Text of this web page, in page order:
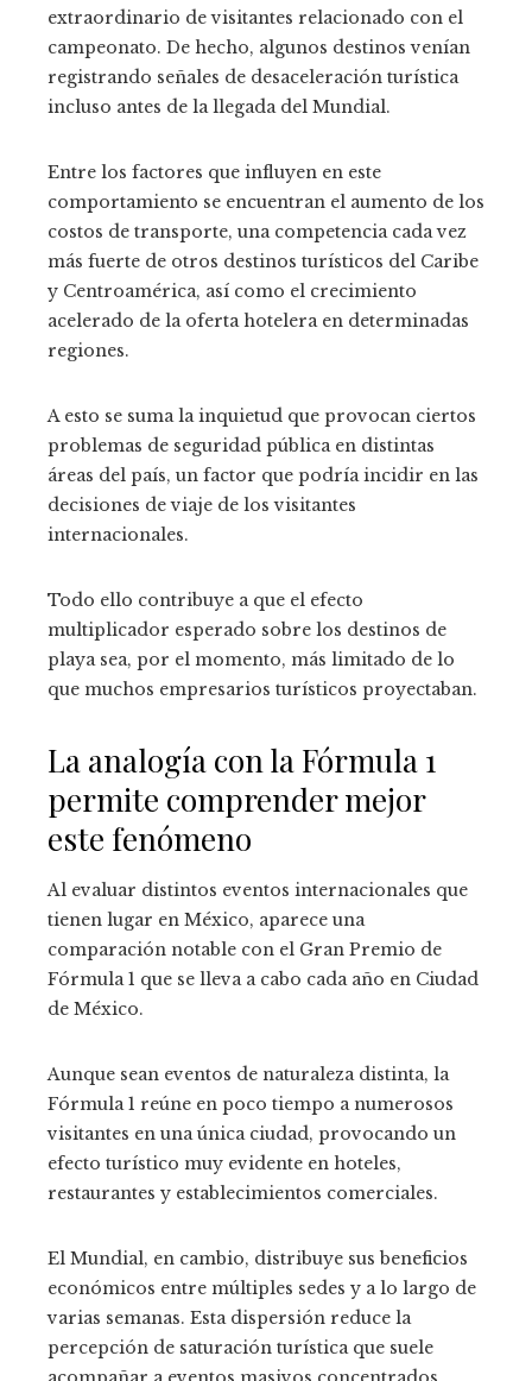
extraordinario de visitantes relacionado con el
campeonato. De hecho, algunos destinos venían
registrando señales de desaceleración turística
incluso antes de la llegada del Mundial.
Entre los factores que influyen en este
comportamiento se encuentran el aumento de los
costos de transporte, una competencia cada vez
más fuerte de otros destinos turísticos del Caribe
y Centroamérica, así como el crecimiento
acelerado de la oferta hotelera en determinadas
regiones.
A esto se suma la inquietud que provocan ciertos
problemas de seguridad pública en distintas
áreas del país, un factor que podría incidir en las
decisiones de viaje de los visitantes
internacionales.
Todo ello contribuye a que el efecto
multiplicador esperado sobre los destinos de
playa sea, por el momento, más limitado de lo
que muchos empresarios turísticos proyectaban.
La analogía con la Fórmula 1
permite comprender mejor
este fenómeno
Al evaluar distintos eventos internacionales que
tienen lugar en México, aparece una
comparación notable con el Gran Premio de
Fórmula 1 que se lleva a cabo cada año en Ciudad
de México.
Aunque sean eventos de naturaleza distinta, la
Fórmula 1 reúne en poco tiempo a numerosos
visitantes en una única ciudad, provocando un
efecto turístico muy evidente en hoteles,
restaurantes y establecimientos comerciales.
El Mundial, en cambio, distribuye sus beneficios
económicos entre múltiples sedes y a lo largo de
varias semanas. Esta dispersión reduce la
percepción de saturación turística que suele